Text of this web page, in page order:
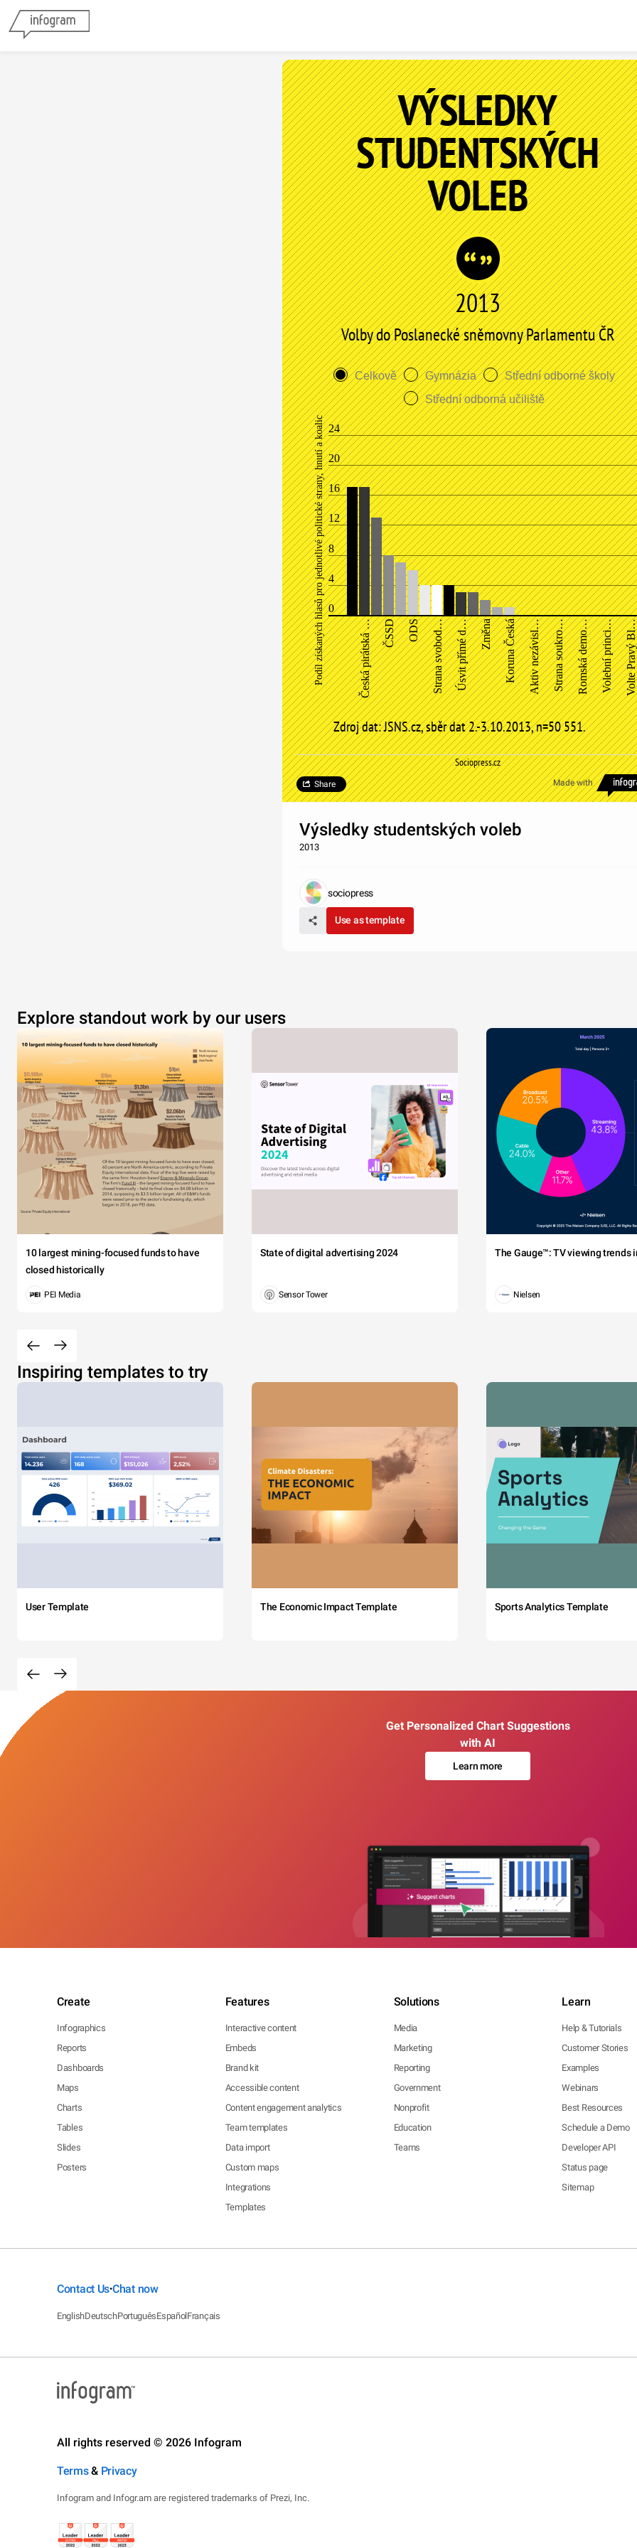
VÝSLEDKY
STUDENTSKÝCH
VOLEB
2013
Volby do Poslanecké sněmovny Parlamentu ČR
Celkově Gymnázia
Střední odborné školy
Střední odborná učiliště
24
20
16
12
8
4
0
Česká pirátská … ČSSD ODS Strana svobod…Úsvit přímé d… Změna Koruna ČeskáAktiv nezávisl…Strana soukro…Romská demo…Volební princi…Volte Pravý Bl…
Podíl získaných hlasů pro jednotlivé politické strany, hnutí a koalice, uvedeno v %
Zdroj dat: JSNS.cz, sběr dat 2.-3.10.2013, n=50 551.
Sociopress.cz
Made with
Share
Výsledky studentských voleb
2013
sociopress
Use as template
Explore standout work by our users
10 largest mining-focused funds to have
closed historically
PEI Media
State of digital advertising 2024
Sensor Tower
The Gauge™: TV viewing trends
Nielsen
Inspiring templates to try
User Template The Economic Impact Template Sports Analytics Template
Get Personalized Chart Suggestions
with AI
Learn more
Create
Infographics
Reports
Dashboards
Maps
Charts
Tables
Slides
Posters
Features
Interactive content
Embeds
Brand kit
Accessible content
Content engagement analytics
Team templates
Data import
Custom maps
Integrations
Templates
Solutions
Media
Marketing
Reporting
Government
Nonprofit
Education
Teams
Learn
Help & Tutorials
Customer Stories
Examples
Webinars
Best Resources
Schedule a Demo
Developer API
Status page
Sitemap
Contact Us•Chat now
EnglishDeutschPortuguêsEspañolFrançais
All rights reserved © 2026 Infogram
Terms& Privacy
Infogram and Infogr.am are registered trademarks of Prezi, Inc.